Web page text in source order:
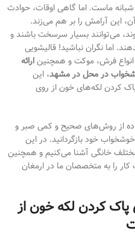
ماست. اما گاهی اوقات، حوادث
این آرامش را بر هم می‌زند.
می‌توانند بسیار سرسخت باشند و
اما نگران نباشید! قالیشویی
فرش، موکت و همچنینارائه
در محل در مشهد، این
کردن لکه‌های خون از روی
از روش‌های صحیح و کمی صبر و
خود بازگردانید. در این
مختلف خانگی آشنا می‌کنیم و همچنین
را به متخصصان ما در ارمغان
پاک کردن لکه خون از